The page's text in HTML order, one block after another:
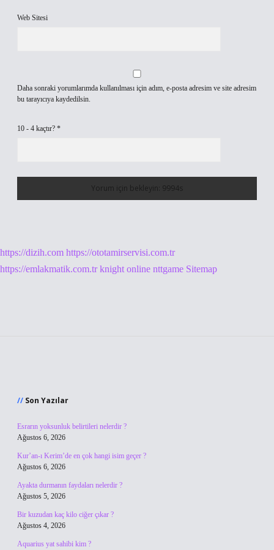
Web Sitesi
Daha sonraki yorumlarımda kullanılması için adım, e-posta adresim ve site adresim
bu tarayıcıya kaydedilsin.
10 - 4 kaçtır? *
https://dizih.com https://ototamirservisi.com.tr
https://emlakmatik.com.tr knight online nttgame Sitemap
Son Yazılar
Esrarın yoksunluk belirtileri nelerdir ?
Ağustos 6, 2026
Kur’an-ı Kerim’de en çok hangi isim geçer ?
Ağustos 6, 2026
Ayakta durmanın faydaları nelerdir ?
Ağustos 5, 2026
Bir kuzudan kaç kilo ciğer çıkar ?
Ağustos 4, 2026
Aquarius yat sahibi kim ?